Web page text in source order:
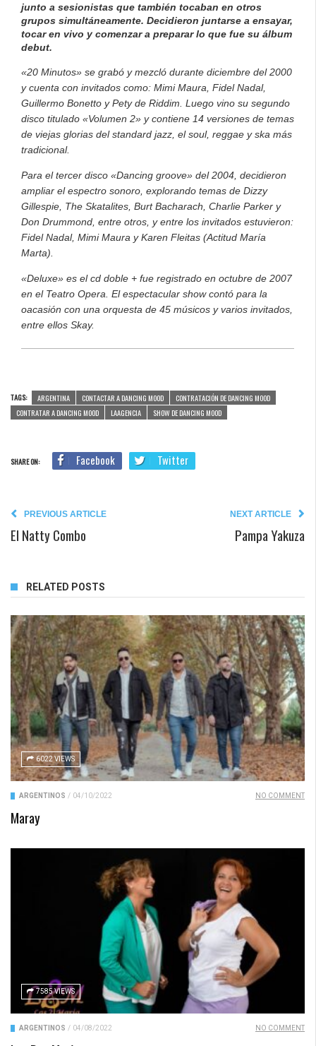
junto a sesionistas que también tocaban en otros
grupos simultáneamente. Decidieron juntarse a ensayar,
tocar en vivo y comenzar a preparar lo que fue su álbum
debut.
«20 Minutos» se grabó y mezcló durante diciembre del 2000
y cuenta con invitados como: Mimi Maura, Fidel Nadal,
Guillermo Bonetto y Pety de Riddim. Luego vino su segundo
disco titulado «Volumen 2» y contiene 14 versiones de temas
de viejas glorias del standard jazz, el soul, reggae y ska más
tradicional.
Para el tercer disco «Dancing groove» del 2004, decidieron
ampliar el espectro sonoro, explorando temas de Dizzy
Gillespie, The Skatalites, Burt Bacharach, Charlie Parker y
Don Drummond, entre otros, y entre los invitados estuvieron:
Fidel Nadal, Mimi Maura y Karen Fleitas (Actitud María
Marta).
«Deluxe» es el cd doble + fue registrado en octubre de 2007
en el Teatro Opera. El espectacular show contó para la
oacasión con una orquesta de 45 músicos y varios invitados,
entre ellos Skay.
TAGS: ARGENTINA CONTACTAR A DANCING MOOD
CONTRATACIÓN DE DANCING MOOD
CONTRATAR A DANCING MOOD
LAAGENCIA SHOW DE DANCING MOOD
SHARE ON: Facebook Twitter
PREVIOUS ARTICLE
El Natty Combo
NEXT ARTICLE
Pampa Yakuza
RELATED POSTS
6022 VIEWS
ARGENTINOS / 04/10/2022 NO COMMENT
Maray
7585 VIEWS
ARGENTINOS / 04/08/2022 NO COMMENT